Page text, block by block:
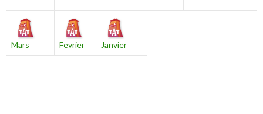
Mars Fevrier Janvier